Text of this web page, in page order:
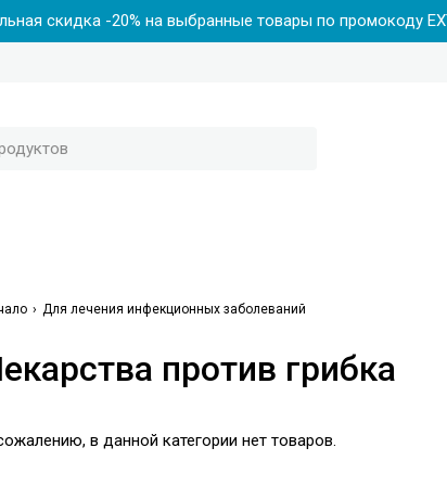
скидка -20% на выбранные товары по промокоду
Для лечения инфекционных заболеваний
против грибка
в данной категории нет товаров.